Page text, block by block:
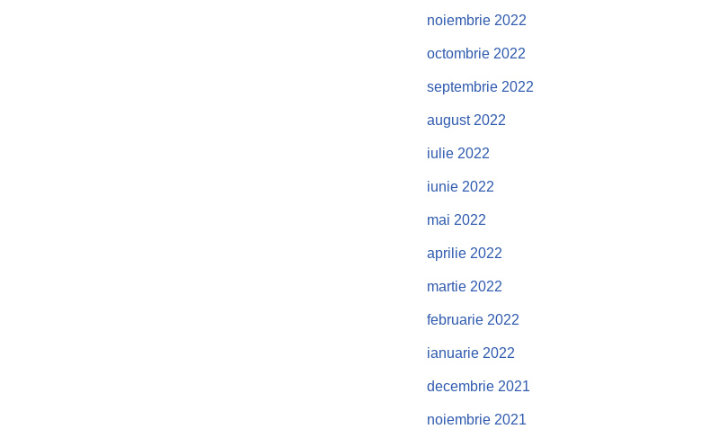
noiembrie 2022
octombrie 2022
septembrie 2022
august 2022
iulie 2022
iunie 2022
mai 2022
aprilie 2022
martie 2022
februarie 2022
ianuarie 2022
decembrie 2021
noiembrie 2021